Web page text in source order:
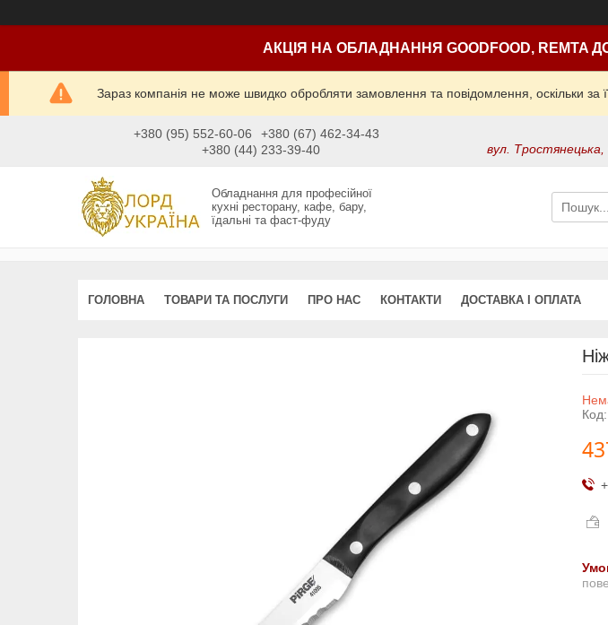
АКЦІЯ НА ОБЛАДНАННЯ GOODFOOD, REMTA
Зараз компанія не може швидко обробляти замовлення та повідомлення, оскільки
+380 (95) 552-60-06
+380 (67) 462-34-43
+380 (44) 233-39-40
вул. Тростянецька,
Обладнання для професійної
кухні ресторану, кафе, бару,
їдальні та фаст-фуду
ГОЛОВНА ТОВАРИ ТА ПОСЛУГИ ПРО НАС КОНТАКТИ ДОСТАВКА І ОПЛАТА
Код: